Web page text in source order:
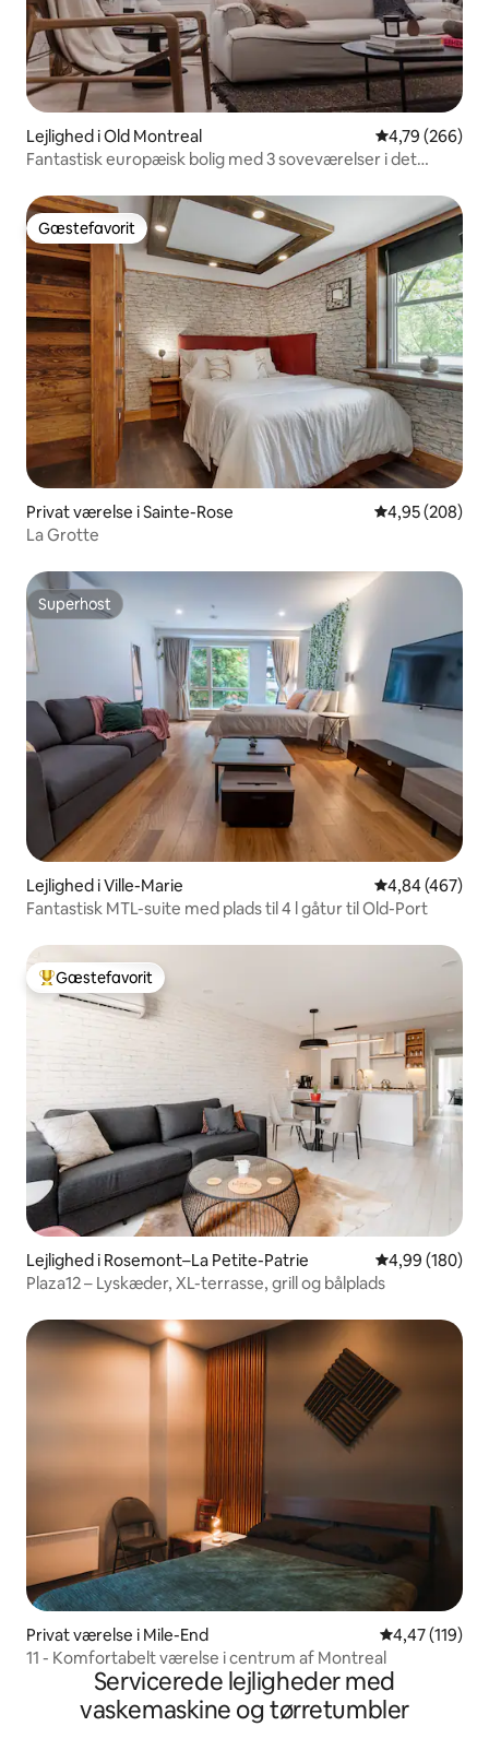
Lejlighed i Old Montreal 4,79 ud af 5 i
4,79 (266)
Fantastisk europæisk bolig med 3 soveværelser i det
Gæstefavorit
Gæstefavorit
Privat værelse i Sainte-Rose 4,95 ud af 5 i
4,95 (208)
La Grotte
Superhost
Superhost
Lejlighed i Ville-Marie 4,84 ud af 5 i
4,84 (467)
Fantastisk MTL-suite med plads til 4 l gåtur til Old-Port
Bedste gæstefavorit
Gæstefavorit
Lejlighed i Rosemont–La Petite-Patrie 4,99 ud af 5 i
4,99 (180)
Plaza12 – Lyskæder, XL-terrasse, grill og bålplads
Privat værelse i Mile-End 4,47 ud af 5 i
4,47 (119)
11 - Komfortabelt værelse i centrum af Montreal
Servicerede lejligheder med
vaskemaskine og tørretumbler